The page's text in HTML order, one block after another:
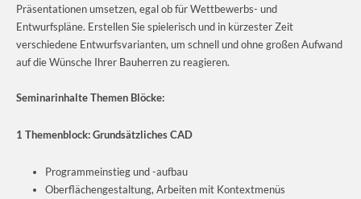
Präsentationen umsetzen, egal ob für Wettbewerbs- und
Entwurfspläne. Erstellen Sie spielerisch und in kürzester Zeit
verschiedene Entwurfsvarianten, um schnell und ohne großen Aufwand
auf die Wünsche Ihrer Bauherren zu reagieren.
SeminarinhalteThemen Blöcke:
1 Themenblock: Grundsätzliches CAD
Programmeinstieg und -aufbau
Oberflächengestaltung, Arbeiten mit Kontextmenüs